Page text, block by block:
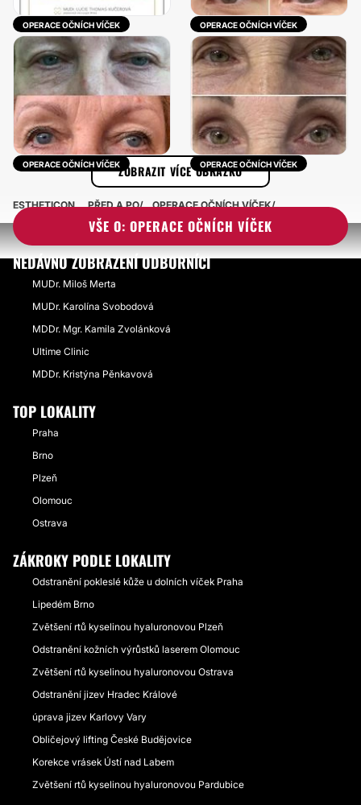
OPERACE OČNÍCH VÍČEK OPERACE OČNÍCH VÍČEK
OPERACE OČNÍCH VÍČEK OPERACE OČNÍCH VÍČEK
ZOBRAZIT VÍCE OBRÁZKŮ
VŠE O: OPERACE OČNÍCH VÍČEK
ESTHETICON PŘED A PO OPERACE OČNÍCH VÍČEK
NEDÁVNO ZOBRAZENÍ ODBORNÍCI
MUDr. Miloš Merta
MUDr. Karolína Svobodová
MDDr. Mgr. Kamila Zvolánková
Ultime Clinic
MDDr. Kristýna Pěnkavová
TOP LOKALITY
Praha
Brno
Plzeň
Olomouc
Ostrava
ZÁKROKY PODLE LOKALITY
Odstranění pokleslé kůže u dolních víček Praha
Lipedém Brno
Zvětšení rtů kyselinou hyaluronovou Plzeň
Odstranění kožních výrůstků laserem Olomouc
Zvětšení rtů kyselinou hyaluronovou Ostrava
Odstranění jizev Hradec Králové
úprava jizev Karlovy Vary
Obličejový lifting České Budějovice
Korekce vrásek Ústí nad Labem
Zvětšení rtů kyselinou hyaluronovou Pardubice